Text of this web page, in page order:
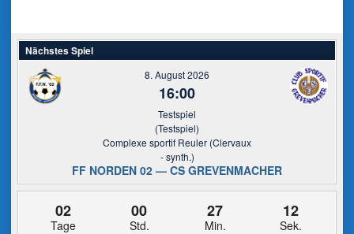
Nächstes Spiel
8. August 2026
16:00
Testspiel
(Testspiel)
Complexe sportif Reuler (Clervaux
- synth.)
FF NORDEN 02 — CS GREVENMACHER
02
Tage
00
Std.
27
Min.
12
Sek.